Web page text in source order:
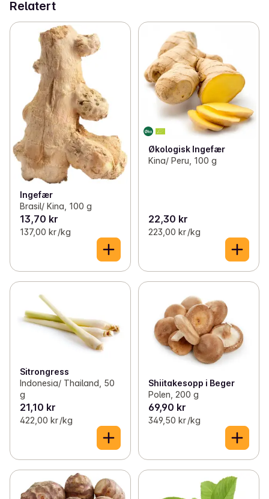
Relatert
Ingefær
Brasil/ Kina, 100 g
13,70 kr
137,00 kr /kg
Økologisk Ingefær
Kina/ Peru, 100 g
22,30 kr
223,00 kr /kg
Sitrongress
Indonesia/ Thailand, 50
g
21,10 kr
422,00 kr /kg
Shiitakesopp i Beger
Polen, 200 g
69,90 kr
349,50 kr /kg